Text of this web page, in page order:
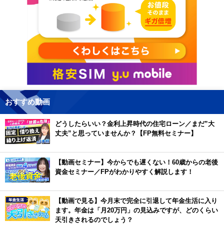
おすすめ動画
どうしたらいい？金利上昇時代の住宅ローン／まだ”大
丈夫”と思っていませんか？【FP無料セミナー】
【動画セミナー】今からでも遅くない！60歳からの老後
資金セミナー／FPがわかりやすく解説します！
【動画で見る】今月末で完全に引退して年金生活に入り
ます。年金は「月20万円」の見込みですが、どのくらい
天引きされるのでしょう？